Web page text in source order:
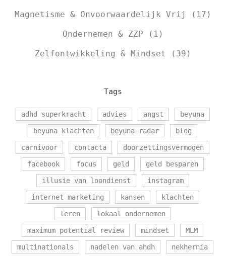
Magnetisme & Onvoorwaardelijk Vrij (17)
Ondernemen & ZZP (1)
Zelfontwikkeling & Mindset (39)
Tags
adhd superkracht advies angst beyuna
beyuna klachten beyuna radar blog
carnivoor contacta doorzettingsvermogen
facebook focus geld geld besparen
illusie van loondienst instagram
internet marketing kansen klachten
leren lokaal ondernemen
maximum potential review mindset MLM
multinationals nadelen van ahdh nekhernia